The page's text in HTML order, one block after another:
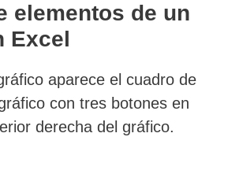
elementos de un
Excel
aparece el cuadro de
con tres botones en
derecha del gráfico.